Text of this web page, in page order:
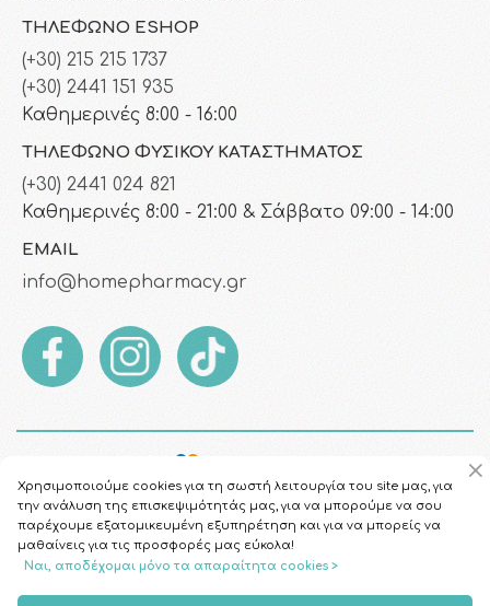
ΤΗΛΈΦΩΝΟ ESHOP
(+30) 215 215 1737
(+30) 2441 151 935
Καθημερινές 8:00 - 16:00
ΤΗΛΈΦΩΝΟ ΦΥΣΙΚΟΎ ΚΑΤΑΣΤΉΜΑΤΟΣ
(+30) 2441 024 821
Καθημερινές 8:00 - 21:00 & Σάββατο 09:00 - 14:00
EMAIL
info@homepharmacy.gr
Copyright © 2026 HomePharmacy.gr
Χρησιμοποιούμε cookies για τη σωστή λειτουργία του site μας, για
την ανάλυση της επισκεψιμότητάς μας, για να μπορούμε να σου
παρέχουμε εξατομικευμένη εξυπηρέτηση και για να μπορείς να
μαθαίνεις για τις προσφορές μας εύκολα!
Ναι, αποδέχομαι μόνο τα απαραίτητα cookies >